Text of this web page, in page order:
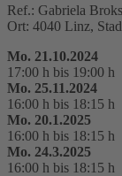
Ref.: Gabriela
Ort: 4040 Linz,
Mo. 21.10.2024
17:00 h bis 19:00 h
Mo. 25.11.2024
16:00 h bis 18:15 h
Mo. 20.1.2025
16:00 h bis 18:15 h
Mo. 24.3.2025
16:00 h bis 18:15 h